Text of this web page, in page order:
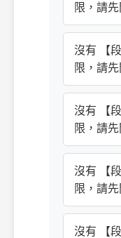
限，請先
沒有 【
限，請先
沒有 【
限，請先
沒有 【
限，請先
沒有 【